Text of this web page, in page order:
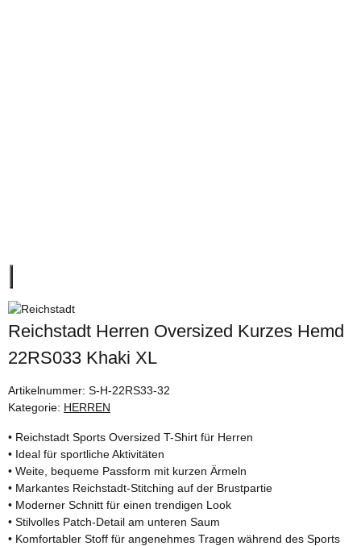
Reichstadt Herren Oversized Kurzes Hemd
22RS033 Khaki XL
Artikelnummer: S-H-22RS33-32
Kategorie: HERREN
• Reichstadt Sports Oversized T-Shirt für Herren
• Ideal für sportliche Aktivitäten
• Weite, bequeme Passform mit kurzen Ärmeln
• Markantes Reichstadt-Stitching auf der Brustpartie
• Moderner Schnitt für einen trendigen Look
• Stilvolles Patch-Detail am unteren Saum
• Komfortabler Stoff für angenehmes Tragen während des Sports